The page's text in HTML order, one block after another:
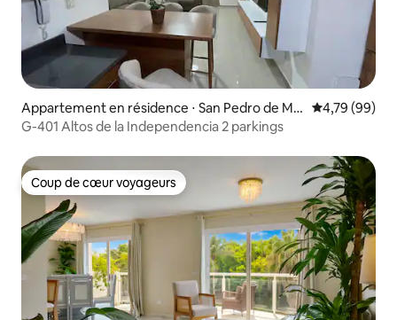
Appartement en résidence ⋅ San Pedro de Ma
corís
Évaluation
4,79 (99)
G-401 Altos de la Independencia 2 parkings
Coup de cœur voyageurs
Coup de cœur voyageurs